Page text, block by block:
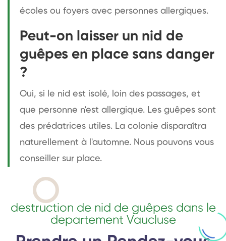
écoles ou foyers avec personnes allergiques.
Peut-on laisser un nid de
guêpes en place sans danger
?
Oui, si le nid est isolé, loin des passages, et
que personne n'est allergique. Les guêpes sont
des prédatrices utiles. La colonie disparaîtra
naturellement à l'automne. Nous pouvons vous
conseiller sur place.
destruction de nid de guêpes dans le
departement Vaucluse